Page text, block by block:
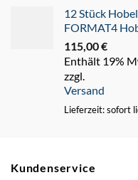
12 Stück
FORMAT4
115,00€
Enthält 19%
zzgl.
Versand
Lieferzeit: sofort
Kundenservice